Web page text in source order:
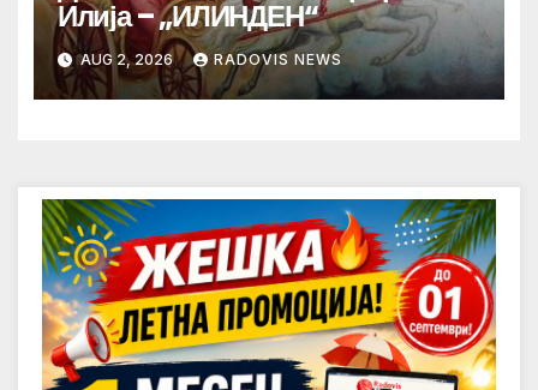
Илија – „ИЛИНДЕН“
AUG 2, 2026 RADOVIS NEWS